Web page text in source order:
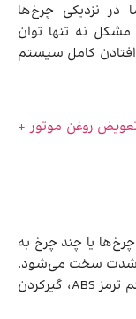
در نزدیکی چرخ‌ها
نه تنها توان
افتادن کامل سیستم
روغن موتور +
یا چند چرخ به
شدت سخت می‌شود.
این مشکل معمولاً به دلیل خرابی در سیستم ترمز ABS، گیرکردن